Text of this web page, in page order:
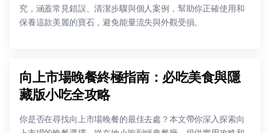
究，涵蓋常見錯誤、清潔步驟與個人案例，幫助你正確使用和
保養這款美麗的寶石，避免能量流失與外觀受損。
向上市場晚餐終極指南：必吃美食與隱
藏版小吃全攻略
你是否在尋找向上市場晚餐的最佳去處？本文帶你深入探索向